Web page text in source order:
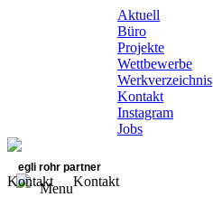
Aktuell
Büro
Projekte
Wettbewerbe
Werkverzeichnis
Kontakt
Instagram
Jobs
egli rohr partner
Menu
Kontakt Kontakt